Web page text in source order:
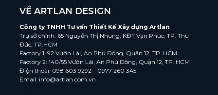
VỀ ARTLAN DESIGN
Công ty TNHH Tư vấn Thiết Kế Xây dựng Artlan
Trụ sở chính: 65 Nguyễn Thị Nhung, KĐT Vạn Phúc, TP. Thủ
Đức, TP.HCM
Factory 1: 92 Vườn Lài, An Phú Đông, Quận 12, TP. HCM
Factory 2: 140/55 Vườn Lài, An Phú Đông, Quận 12, TP. HCM
Điện thoại: 098 603 9292 – 0977 260 345
Email: info@artlan.com.vn